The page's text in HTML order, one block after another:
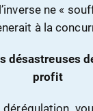
ne «
à la
désastreuses
profit